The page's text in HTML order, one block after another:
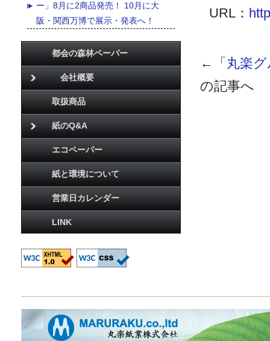
URL：
←「 丸楽
の記事へ
ー」8月に2商品発売！ 10月に大
阪・関西万博で展示・発表へ！
都会の森林ペーパー
会社概要
取扱商品
紙のQ&A
エコペーパー
紙と環境について
営業日カレンダー
LINK